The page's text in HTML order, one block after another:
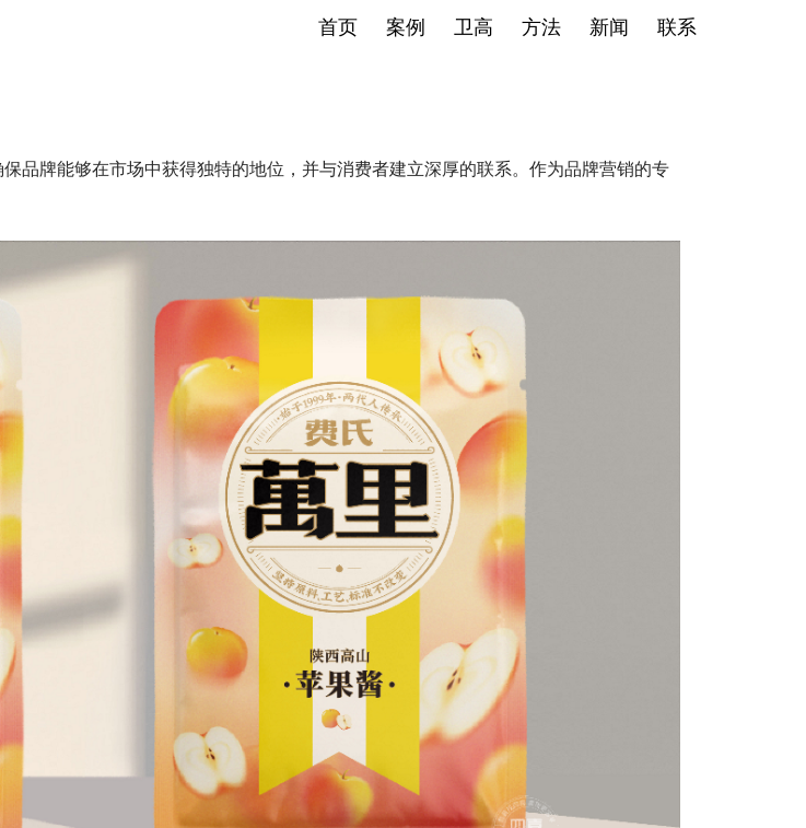
首页 案例 卫高 方法 新闻 联系
品牌能够在市场中获得独特的地位，并与消费者建立深厚的联系。作为品牌营销的专